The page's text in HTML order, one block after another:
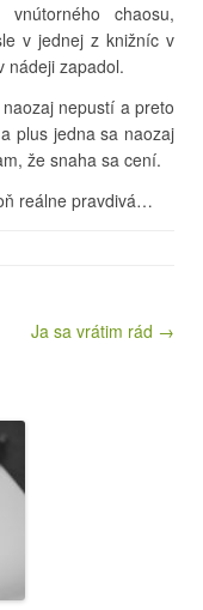
chaosu,
v jednej z knižníc v
nádeji zapadol.
nepustí a preto
plus jedna sa naozaj
že snaha sa cení.
reálne pravdivá…
Ja sa vrátim rád →